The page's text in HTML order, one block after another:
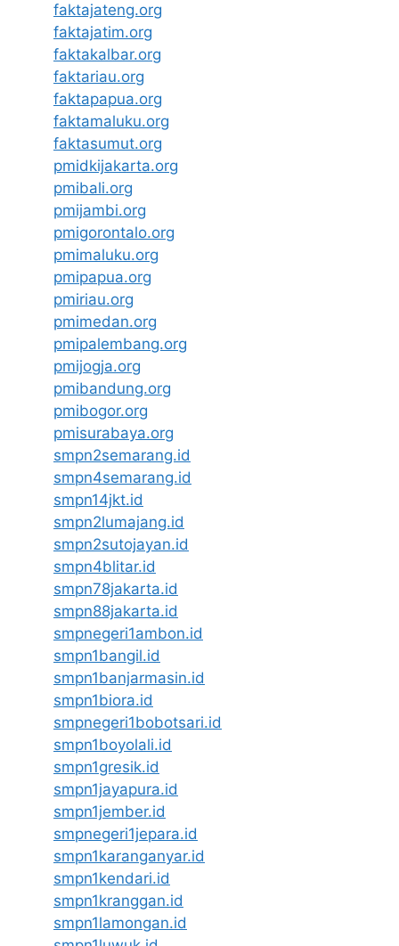
faktajateng.org
faktajatim.org
faktakalbar.org
faktariau.org
faktapapua.org
faktamaluku.org
faktasumut.org
pmidkijakarta.org
pmibali.org
pmijambi.org
pmigorontalo.org
pmimaluku.org
pmipapua.org
pmiriau.org
pmimedan.org
pmipalembang.org
pmijogja.org
pmibandung.org
pmibogor.org
pmisurabaya.org
smpn2semarang.id
smpn4semarang.id
smpn14jkt.id
smpn2lumajang.id
smpn2sutojayan.id
smpn4blitar.id
smpn78jakarta.id
smpn88jakarta.id
smpnegeri1ambon.id
smpn1bangil.id
smpn1banjarmasin.id
smpn1biora.id
smpnegeri1bobotsari.id
smpn1boyolali.id
smpn1gresik.id
smpn1jayapura.id
smpn1jember.id
smpnegeri1jepara.id
smpn1karanganyar.id
smpn1kendari.id
smpn1kranggan.id
smpn1lamongan.id